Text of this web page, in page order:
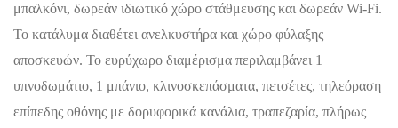
μπαλκόνι, δωρεάν ιδιωτικό χώρο στάθμευσης και δωρεάν Wi-Fi.
Το κατάλυμα διαθέτει ανελκυστήρα και χώρο φύλαξης
αποσκευών. Το ευρύχωρο διαμέρισμα περιλαμβάνει 1
υπνοδωμάτιο, 1 μπάνιο, κλινοσκεπάσματα, πετσέτες, τηλεόραση
επίπεδης οθόνης με δορυφορικά κανάλια, τραπεζαρία, πλήρως